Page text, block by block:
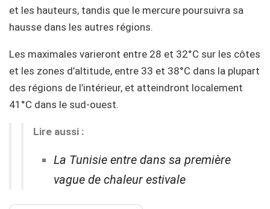
et les hauteurs, tandis que le mercure poursuivra sa
hausse dans les autres régions.
Les maximales varieront entre 28 et 32°C sur les côtes
et les zones d’altitude, entre 33 et 38°C dans la plupart
des régions de l’intérieur, et atteindront localement
41°C dans le sud-ouest.
Lire aussi :
La Tunisie entre dans sa première
vague de chaleur estivale